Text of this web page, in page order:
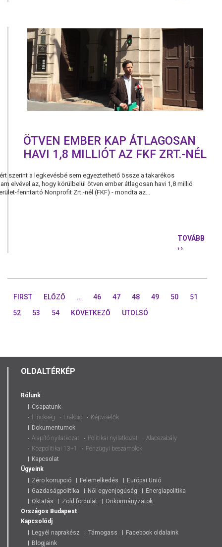
PÉNZÉVEL
A
ÖTVEN EMBER KAP ÁTLAGOSAN
HAVI 1,8 MILLIÓT AZ FKF ZRT.-NÉL
szerint a legkevésbé sem egyeztethető össze a takarékos
elvével az, hogy körülbelül ötven ember átlagosan havi 1,8 millió
fenntartó Nonprofit Zrt.-nél (FKF) - mondta az...
TOVÁBB
› ›
1,8
FIRST ELŐZŐ … 46 47 48 49 50
51
52
53 54 KÖVETKEZŐ UTOLSÓ
OLDALTÉRKÉP
Rólunk
Csapatunk
Elnökség
Frakció
Képviselők
Dokumentumok
Alapító nyilatkozat
Politikai nyilatkozat
Alapszabály
Közpolitikai 13+1
Pénzügyi beszámolók
Kapcsolat
Ügyeink
Zéro korrupció
Felemelkedés
Európai Unió
Gazdaságpolitika
Női egyenjogúság
Energiapolitika
Oktatás
Zöld fordulat
Önkormányzatok
Országos Budapest
Kapcsolódj
Legyél naprakész
Támogass
Facebook oldalaink
Blogjaink